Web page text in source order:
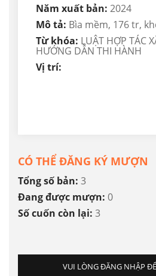
Năm xuất bản: 2024
Mô tả: Bìa mềm, 176 tr,
Từ khóa: LUẬT HỢP TÁC
HƯỚNG DẪN THI HÀNH
Vị trí:
CÓ THỂ ĐĂNG KÝ MƯỢN
Tổng số bản: 3
Đang được mượn: 0
Số cuốn còn lại: 3
VUI LÒNG ĐĂNG NHẬP